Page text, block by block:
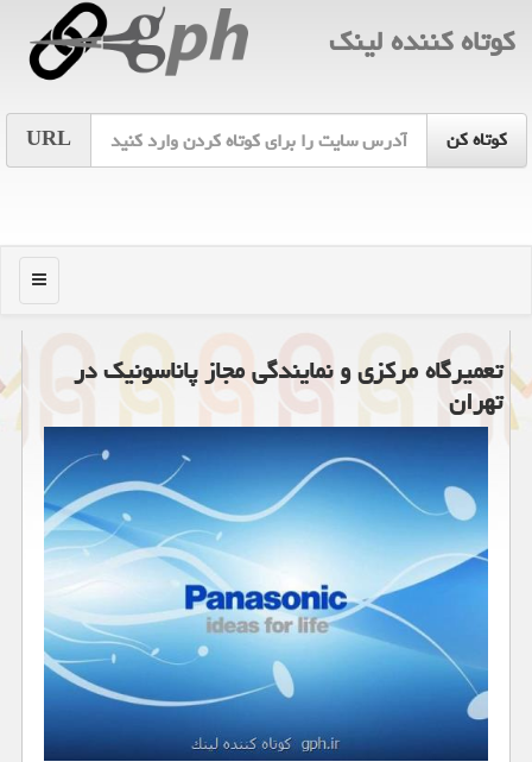
كوتاه كننده لینك
URL
منو
تعمیرگاه مركزی و نمایندگی مجاز پاناسونیك در
تهران